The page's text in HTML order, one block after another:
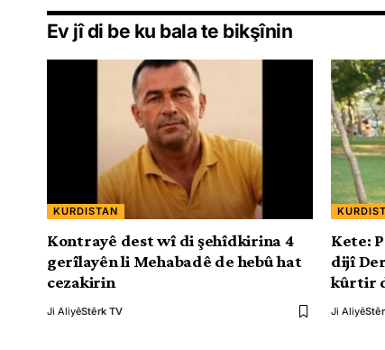
Ev jî di be ku bala te bikşînin
KURDISTAN
Kontrayê dest wî di şehîdkirina 4
gerîlayên li Mehabadê de hebû hat
cezakirin
Ji AliyêStêrk TV
Kete:
dijî
kûrtir
Ji Aliyê